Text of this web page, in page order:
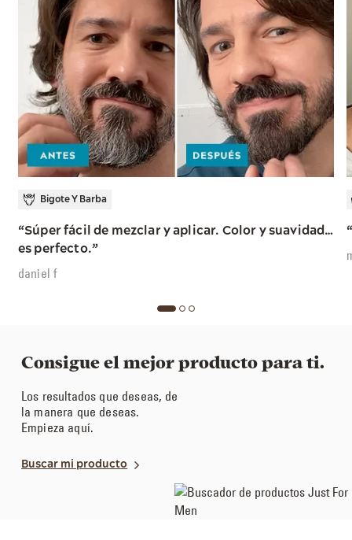
Bigote Y Barba
“Súper fácil de mezclar y aplicar. Color y suavidad…
es perfecto.”
daniel f
Consigue el mejor producto para ti.
Los resultados que deseas, de
la manera que deseas.
Empieza aquí.
Buscar mi producto